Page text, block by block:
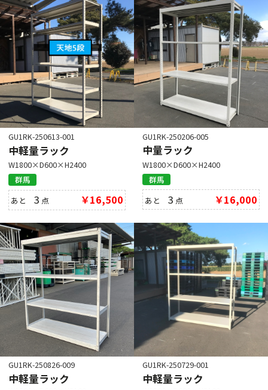
GU1RK-250613-001
中軽量ラック
W1800×D600×H2400
群馬
あと3 点 ￥16,500
GU1RK-250206-005
中量ラック
W1800×D600×H2400
群馬
あと3 点 ￥16,000
GU1RK-250826-009
中軽量ラック
GU1RK-250729-001
中軽量ラック